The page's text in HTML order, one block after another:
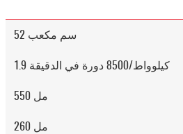
52 سم مكعب
1.9 كيلوواط/8500 دورة في الدقيقة
550 مل
260 مل